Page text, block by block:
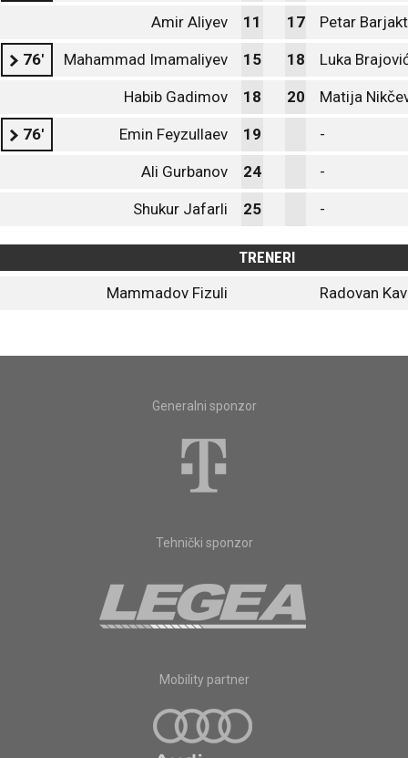
Amir Aliyev 11 17 Petar
76' Mahammad Imamaliyev 15 18 Luka
Habib Gadimov 18 20 Matija
76' Emin Feyzullaev 19 -
Ali Gurbanov 24 -
Shukur Jafarli 25 -
TRENERI
Mammadov Fizuli
Radovan
Generalni sponzor
Tehnički sponzor
Mobility partner